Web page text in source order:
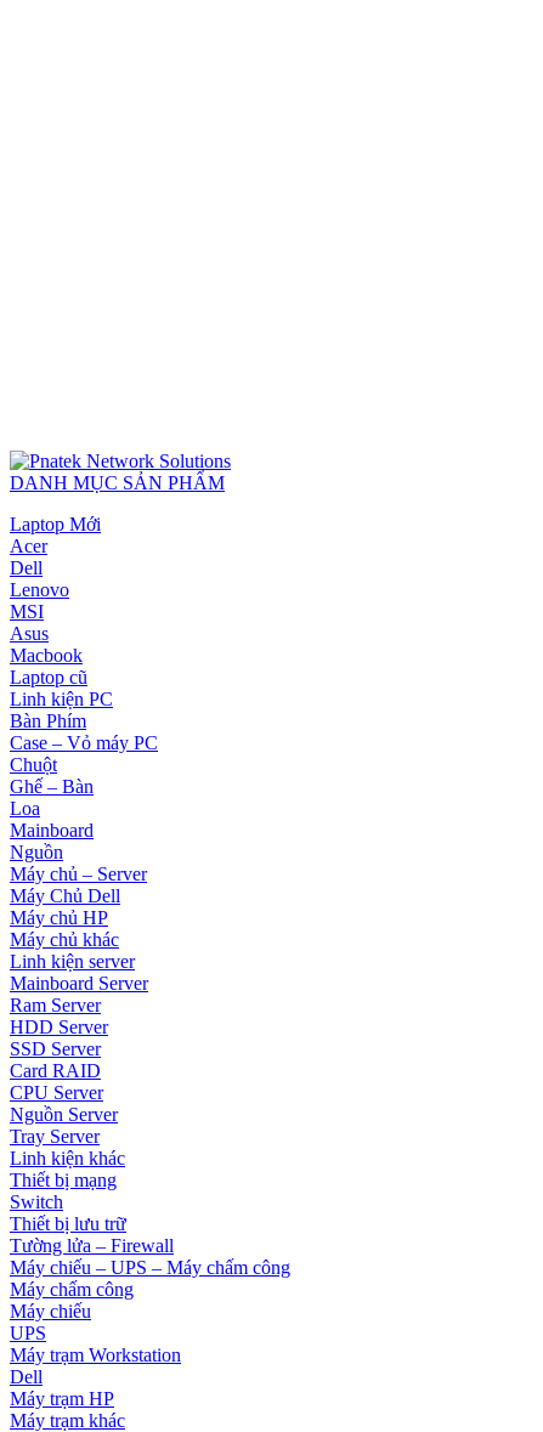
DANH MỤC SẢN PHẨM
Laptop Mới
Acer
Dell
Lenovo
MSI
Asus
Macbook
Laptop cũ
Linh kiện PC
Bàn Phím
Case – Vỏ máy PC
Chuột
Ghế – Bàn
Loa
Mainboard
Nguồn
Máy chủ – Server
Máy Chủ Dell
Máy chủ HP
Máy chủ khác
Linh kiện server
Mainboard Server
Ram Server
HDD Server
SSD Server
Card RAID
CPU Server
Nguồn Server
Tray Server
Linh kiện khác
Thiết bị mạng
Switch
Thiết bị lưu trữ
Tường lửa – Firewall
Máy chiếu – UPS – Máy chấm công
Máy chấm công
Máy chiếu
UPS
Máy trạm Workstation
Dell
Máy trạm HP
Máy trạm khác